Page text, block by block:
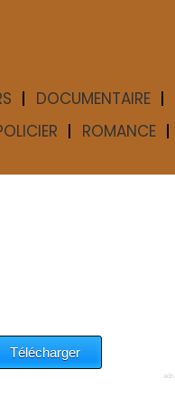
DOCUMENTAIRE
ROMANCE